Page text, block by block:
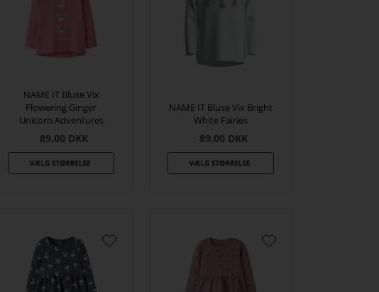
NAME IT Bluse Vix
Flowering Ginger
Unicorn Adventures
89,00 DKK
NAME IT Bluse Vix Bright
White Fairies
89,00 DKK